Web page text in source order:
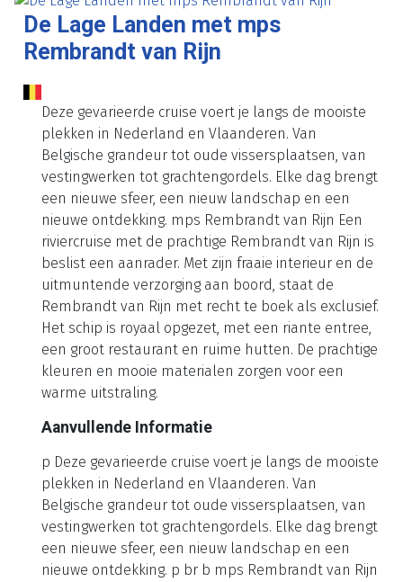
De Lage Landen met mps
Rembrandt van Rijn
Deze gevarieerde cruise voert je langs de mooiste
plekken in Nederland en Vlaanderen. Van
Belgische grandeur tot oude vissersplaatsen, van
vestingwerken tot grachtengordels. Elke dag brengt
een nieuwe sfeer, een nieuw landschap en een
nieuwe ontdekking. mps Rembrandt van Rijn Een
riviercruise met de prachtige Rembrandt van Rijn is
beslist een aanrader. Met zijn fraaie interieur en de
uitmuntende verzorging aan boord, staat de
Rembrandt van Rijn met recht te boek als exclusief.
Het schip is royaal opgezet, met een riante entree,
een groot restaurant en ruime hutten. De prachtige
kleuren en mooie materialen zorgen voor een
warme uitstraling.
Aanvullende Informatie
p Deze gevarieerde cruise voert je langs de mooiste
plekken in Nederland en Vlaanderen. Van
Belgische grandeur tot oude vissersplaatsen, van
vestingwerken tot grachtengordels. Elke dag brengt
een nieuwe sfeer, een nieuw landschap en een
nieuwe ontdekking. p br b mps Rembrandt van Rijn